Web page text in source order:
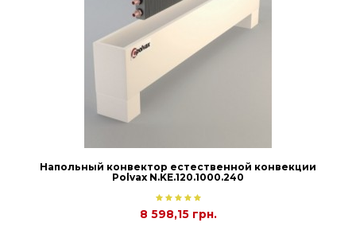
Напольный конвектор естественной конвекции
Polvax N.KE.120.1000.240
8 598,15 грн.